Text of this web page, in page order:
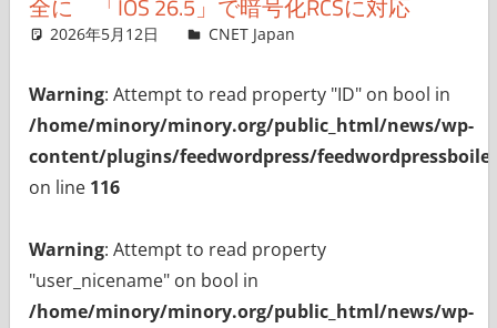
全に 「IOS 26.5」で暗号化RCSに対応
2026年5月12日 CNET Japan
Warning: Attempt to read property "ID" on bool in
/home/minory/minory.org/public_html/news/wp-
content/plugins/feedwordpress/
on line 116
Warning: Attempt to read property
"user_nicename" on bool in
/home/minory/minory.org/public_html/news/wp-